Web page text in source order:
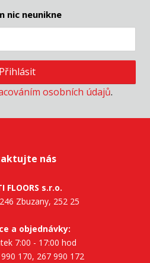
nic neunikne
Přihlásit
osobních údajů.
nás
FLOORS s.r.o.
Zbuzany, 252 25
a objednávky:
7:00 - 17:00 hod
170, 267 990 172